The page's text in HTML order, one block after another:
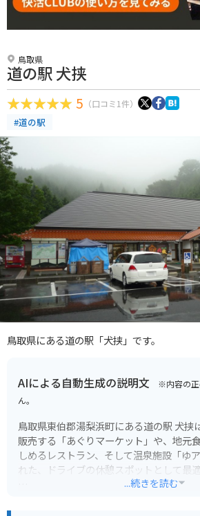
鳥取県
道の駅 犬挟
5 （口コミ1件）
#道の駅
鳥取県にある道の駅「犬挟」です。
AIによる自動生成の説明文 ※内容の正
ん。
鳥取県東伯郡湯梨浜町にある道の駅 犬挟
販売する「あぐりマーケット」や、地元
しめるレストラン、そして温泉施設「ゆ
れた、ドライブの休憩スポットとして最
...続きを読む